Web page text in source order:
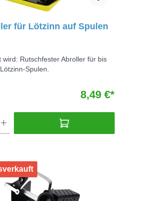
für Lötzinn auf Spulen
wird: Rutschfester Abroller für bis
Spulen.
8,49 €*